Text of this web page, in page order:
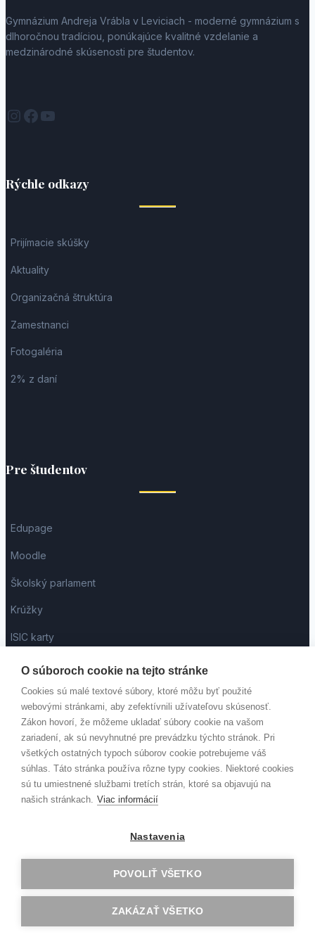
Gymnázium Andreja Vrábla v Leviciach - moderné gymnázium s
dlhoročnou tradíciou, ponúkajúce kvalitné vzdelanie a
medzinárodné skúsenosti pre študentov.
Instagram
Facebook
YouTube
Rýchle odkazy
Prijímacie skúšky
Aktuality
Organizačná štruktúra
Zamestnanci
Fotogaléria
2% z daní
Pre študentov
Edupage
Moodle
Školský parlament
Krúžky
ISIC karty
Preklepy
Kontakt
O súboroch cookie na tejto stránke
Cookies sú malé textové súbory, ktoré môžu byť použité
webovými stránkami, aby zefektívnili užívateľovu skúsenosť.
Zákon hovorí, že môžeme ukladať súbory cookie na vašom
zariadení, ak sú nevyhnutné pre prevádzku týchto stránok. Pri
všetkých ostatných typoch súborov cookie potrebujeme váš
súhlas. Táto stránka používa rôzne typy cookies. Niektoré cookies
sú tu umiestnené službami tretích strán, ktoré sa objavujú na
našich stránkach. Viac informácií
Nastavenia
POVOLIŤ VŠETKO
ZAKÁZAŤ VŠETKO